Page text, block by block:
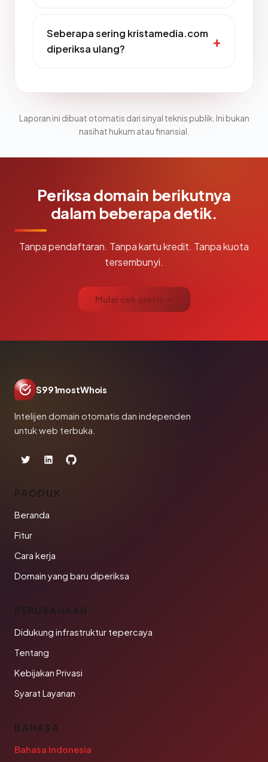
Seberapa sering kristamedia.com
diperiksa ulang?
Laporan ini dibuat otomatis dari sinyal teknis publik. Ini bukan
nasihat hukum atau finansial.
Periksa domain berikutnya
dalam beberapa detik.
Tanpa pendaftaran. Tanpa kartu kredit. Tanpa kuota
tersembunyi.
Mulai cek gratis →
S991mostWhois
Intelijen domain otomatis dan independen
untuk web terbuka.
PRODUK
Beranda
Fitur
Cara kerja
Domain yang baru diperiksa
PERUSAHAAN
Didukung infrastruktur tepercaya
Tentang
Kebijakan Privasi
Syarat Layanan
BAHASA
Bahasa Indonesia